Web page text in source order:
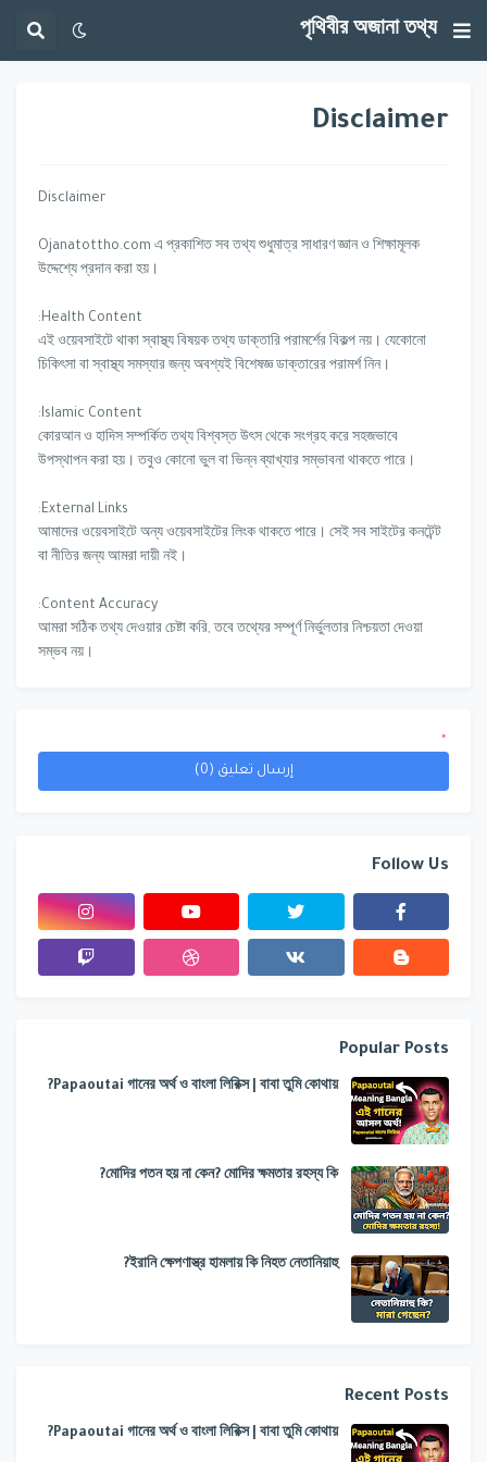
পৃথিবীর অজানা তথ্য
Disclaimer
Disclaimer
Ojanatottho.com এ প্রকাশিত সব তথ্য শুধুমাত্র সাধারণ জ্ঞান ও শিক্ষামূলক
উদ্দেশ্যে প্রদান করা হয়।
Health Content:
এই ওয়েবসাইটে থাকা স্বাস্থ্য বিষয়ক তথ্য ডাক্তারি পরামর্শের বিকল্প নয়। যেকোনো
চিকিৎসা বা স্বাস্থ্য সমস্যার জন্য অবশ্যই বিশেষজ্ঞ ডাক্তারের পরামর্শ নিন।
Islamic Content:
কোরআন ও হাদিস সম্পর্কিত তথ্য বিশ্বস্ত উৎস থেকে সংগ্রহ করে সহজভাবে
উপস্থাপন করা হয়। তবুও কোনো ভুল বা ভিন্ন ব্যাখ্যার সম্ভাবনা থাকতে পারে।
External Links:
আমাদের ওয়েবসাইটে অন্য ওয়েবসাইটের লিংক থাকতে পারে। সেই সব সাইটের কনটেন্ট
বা নীতির জন্য আমরা দায়ী নই।
Content Accuracy:
আমরা সঠিক তথ্য দেওয়ার চেষ্টা করি, তবে তথ্যের সম্পূর্ণ নির্ভুলতার নিশ্চয়তা দেওয়া
সম্ভব নয়।
*
إرسال تعليق (0)
Follow Us
Popular Posts
Papaoutai গানের অর্থ ও বাংলা লিরিক্স | বাবা তুমি কোথায়?
মোদির পতন হয় না কেন? মোদির ক্ষমতার রহস্য কি?
ইরানি ক্ষেপণাস্ত্র হামলায় কি নিহত নেতানিয়াহু?
Recent Posts
Papaoutai গানের অর্থ ও বাংলা লিরিক্স | বাবা তুমি কোথায়?